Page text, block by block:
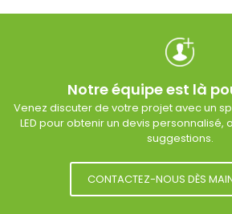
Notre équipe est là
Venez discuter de votre projet avec un
LED pour obtenir un devis personnalisé,
suggestions.
CONTACTEZ-NOUS DÈS